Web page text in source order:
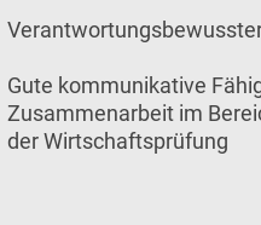
Gute kommunikative
Zusammenarbeit im
der Wirtschaftsprüfung